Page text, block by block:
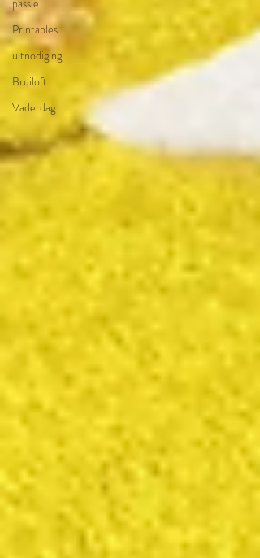
passie
Printables
uitnodiging
Bruiloft
Vaderdag